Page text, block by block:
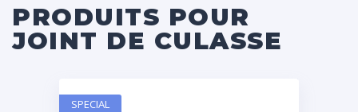
PRODUITS POUR
JOINT DE CULASSE
SPECIAL